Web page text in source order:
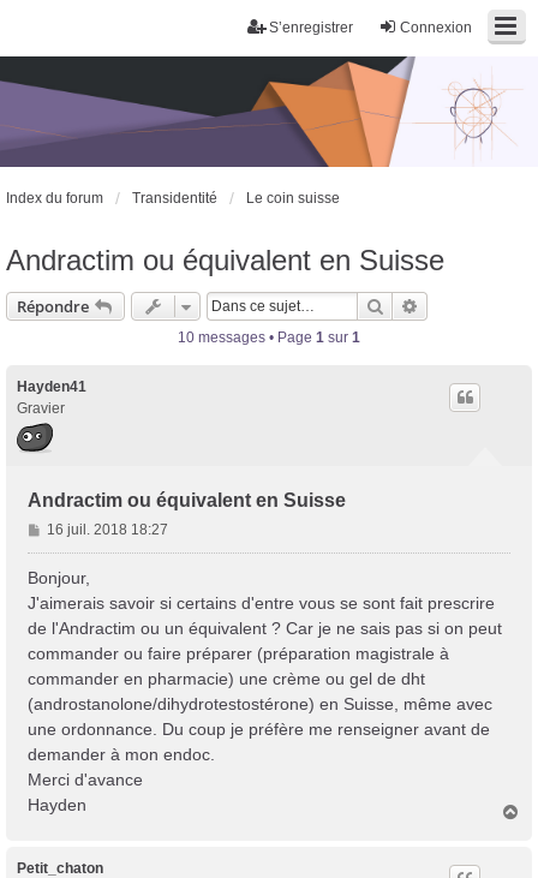
Connexion
S’enregistrer
Index du forum Transidentité Le coin suisse
Andractim ou équivalent en Suisse
Répondre Rechercher
10 messages • Page 1 sur 1
Hayden41
Gravier
Andractim ou équivalent en Suisse
M
e
a
g
e
16 juil. 2018 18:27
Bonjour,
J'aimerais savoir si certains d'entre vous se sont fait prescrire
de l'Andractim ou un équivalent ? Car je ne sais pas si on peut
commander ou faire préparer (préparation magistrale à
commander en pharmacie) une crème ou gel de dht
(androstanolone/dihydrotestostérone) en Suisse, même avec
une ordonnance. Du coup je préfère me renseigner avant de
demander à mon endoc.
Merci d'avance
Hayden
Petit_chaton